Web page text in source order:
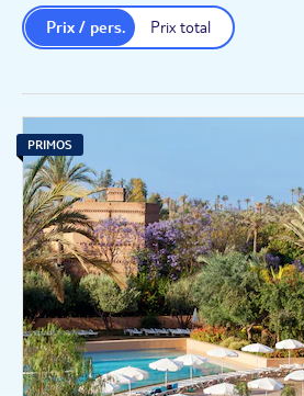
Prix total
Prix / pers.
PRIMOS